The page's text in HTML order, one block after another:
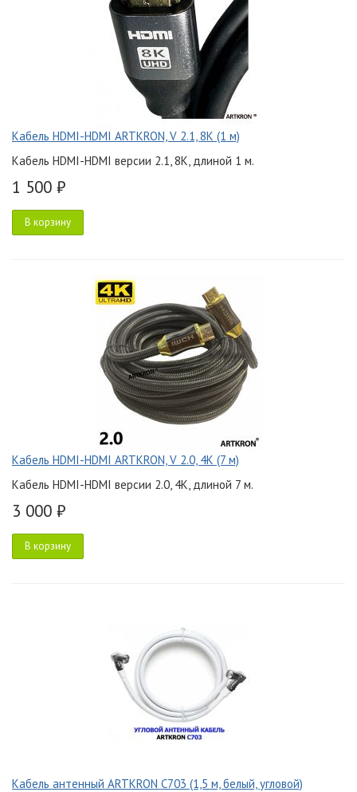
Кабель HDMI-HDMI ARTKRON, V 2.1, 8K (1 м)
Кабель HDMI-HDMI версии 2.1, 8K, длиной 1 м.
1 500 ₽
В корзину
Кабель HDMI-HDMI ARTKRON, V 2.0, 4K (7 м)
Кабель HDMI-HDMI версии 2.0, 4K, длиной 7 м.
3 000 ₽
В корзину
Кабель антенный ARTKRON C703 (1,5 м, белый, угловой)